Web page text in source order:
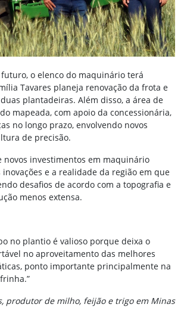
o elenco do maquinário terá
Tavares planeja renovação da frota e
plantadeiras. Além disso, a área de
mapeada, com apoio da concessionária,
no longo prazo, envolvendo novos
de precisão.
novos investimentos em maquinário
inovações e a realidade da região em que
desafios de acordo com a topografia e
menos extensa.
no plantio é valioso porque deixa o
no aproveitamento das melhores
ponto importante principalmente na
produtor de milho, feijão e trigo em Minas